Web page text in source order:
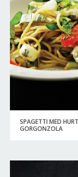
SPAGETTI MED
GORGONZOLA